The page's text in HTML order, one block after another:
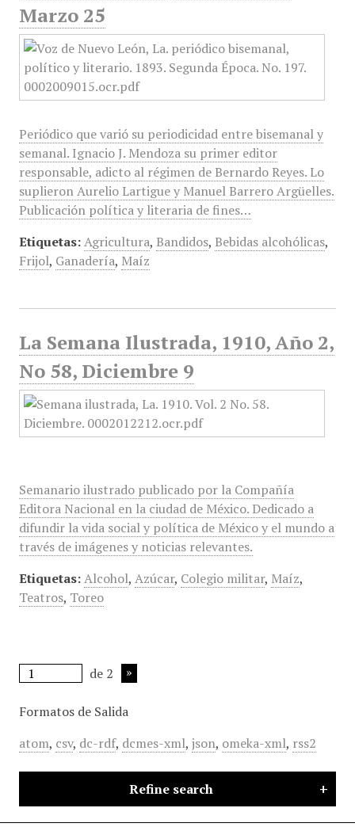
Marzo 25
Periódico que varió su periodicidad entre bisemanal y
semanal. Ignacio J. Mendoza su primer editor
responsable, adicto al régimen de Bernardo Reyes. Lo
suplieron Aurelio Lartigue y Manuel Barrero Argüelles.
Publicación política y literaria de fines…
Etiquetas: Agricultura, Bandidos, Bebidas alcohólicas,
Frijol, Ganadería, Maíz
La Semana Ilustrada, 1910, Año 2,
No 58, Diciembre 9
Semanario ilustrado publicado por la Compañía
Editora Nacional en la ciudad de México. Dedicado a
difundir la vida social y política de México y el mundo a
través de imágenes y noticias relevantes.
Etiquetas: Alcohol, Azúcar, Colegio militar, Maíz,
Teatros, Toreo
de 2
Formatos de Salida
atom, csv, dc-rdf, dcmes-xml, json, omeka-xml, rss2
Refine search